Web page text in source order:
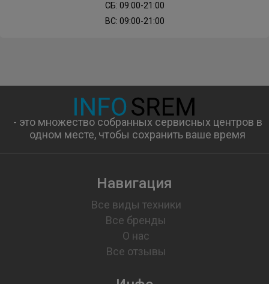
СБ: 09:00-21:00
ВС: 09:00-21:00
- это множество собранных сервисных центров в
одном месте, чтобы сохранить ваше время
Навигация
Все виды техники
Все бренды
О нас
Все отзывы